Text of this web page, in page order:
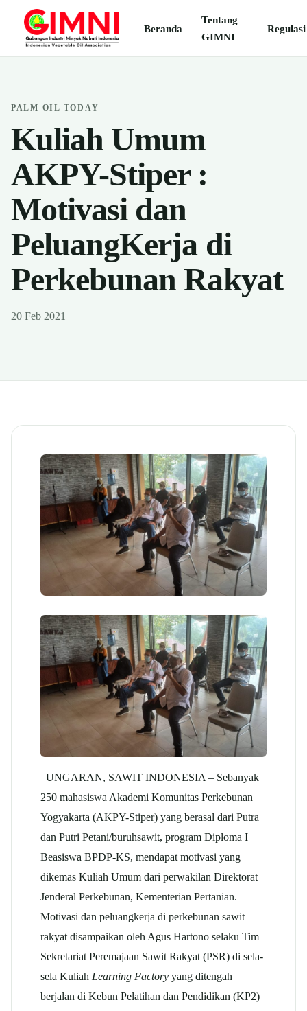
Beranda
Tentang
GIMNI
Regulasi
PALM OIL TODAY
Kuliah Umum
AKPY-Stiper :
Motivasi dan
PeluangKerja di
Perkebunan Rakyat
20 Feb 2021
UNGARAN, SAWIT INDONESIA – Sebanyak
250 mahasiswa Akademi Komunitas Perkebunan
Yogyakarta (AKPY-Stiper) yang berasal dari Putra
dan Putri Petani/buruhsawit, program Diploma I
Beasiswa BPDP-KS, mendapat motivasi yang
dikemas Kuliah Umum dari perwakilan Direktorat
Jenderal Perkebunan, Kementerian Pertanian.
Motivasi dan peluangkerja di perkebunan sawit
rakyat disampaikan oleh Agus Hartono selaku Tim
Sekretariat Peremajaan Sawit Rakyat (PSR) di sela-
sela Kuliah Learning Factory yang ditengah
berjalan di Kebun Pelatihan dan Pendidikan (KP2)